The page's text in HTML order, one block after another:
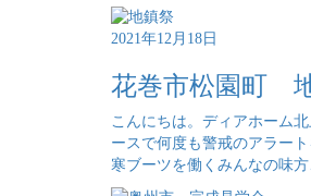
2021年12月18日
花巻市松園町
こんにちは。ディアホーム
ースで何度も警戒のアラー
寒ブーツを働くみんなの味